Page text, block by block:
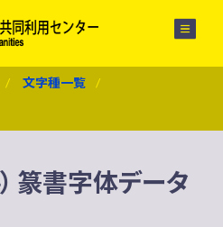
文字種一覧
） 篆書字体データ